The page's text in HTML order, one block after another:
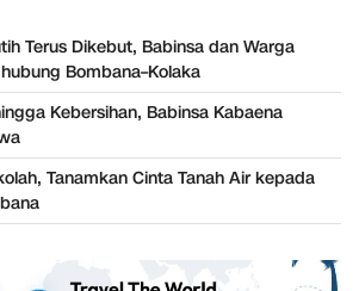
Terus Dikebut, Babinsa dan Warga
Bombana–Kolaka
Kebersihan, Babinsa Kabaena
Tanamkan Cinta Tanah Air kepada